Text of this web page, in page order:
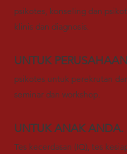
psikotes, konseling dan
klinis dan diagnosis.
UNTUK
psikotes untuk perekrutan
seminar dan workshop.
UNTUK ANAK ANDA.
Tes kecerdasan (IQ), tes